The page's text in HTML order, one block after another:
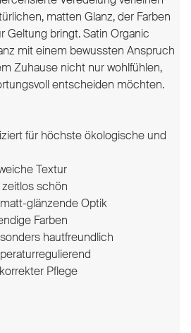
matten Glanz, der Farben
Geltung bringt. Satin Organic
mit einem bewussten Anspruch
Zuhause nicht nur wohlfühlen,
entscheiden möchten.
für höchste ökologische und
Textur
schön
glänzende Optik
Farben
hautfreundlich
Pflege